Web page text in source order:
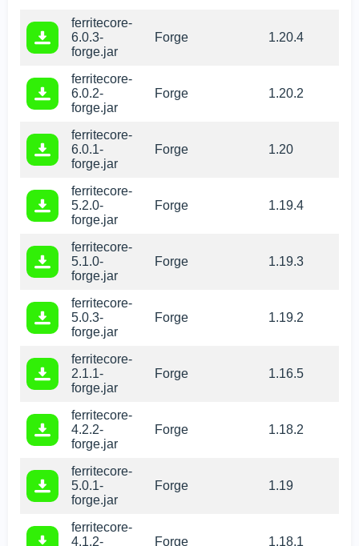
ferritecore-
6.0.3-
forge.jar
Forge 1.20.4
ferritecore-
6.0.2-
forge.jar
Forge 1.20.2
ferritecore-
6.0.1-
forge.jar
Forge 1.20
ferritecore-
5.2.0-
forge.jar
Forge 1.19.4
ferritecore-
5.1.0-
forge.jar
Forge 1.19.3
ferritecore-
5.0.3-
forge.jar
Forge 1.19.2
ferritecore-
2.1.1-
forge.jar
Forge 1.16.5
ferritecore-
4.2.2-
forge.jar
Forge 1.18.2
ferritecore-
5.0.1-
forge.jar
Forge 1.19
ferritecore-
4.1.2-
Forge 1.18.1